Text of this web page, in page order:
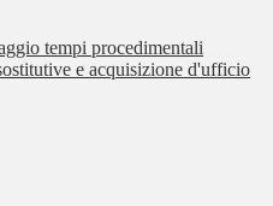
tempi procedimentali
e acquisizione d'ufficio